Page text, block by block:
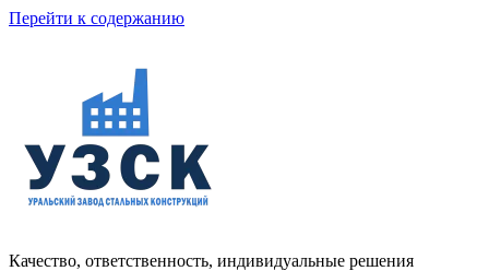
Перейти к содержанию
Качество, ответственность, индивидуальные решения